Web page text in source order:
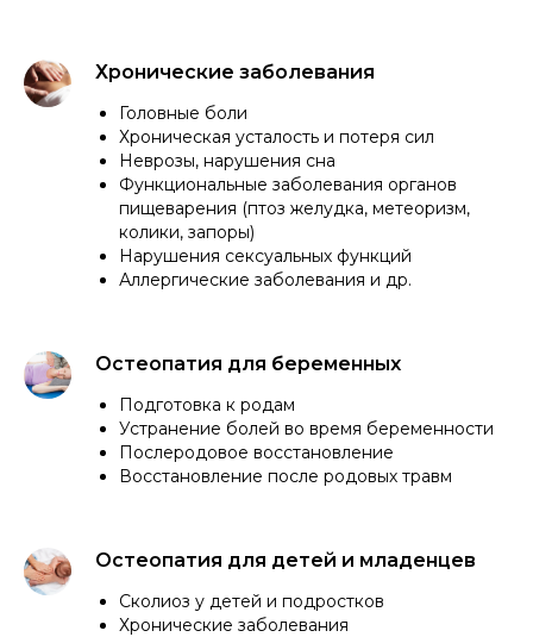
Хронические заболевания
Головные боли
Хроническая усталость и потеря сил
Неврозы, нарушения сна
Функциональные заболевания органов
пищеварения (птоз желудка, метеоризм,
колики, запоры)
Нарушения сексуальных функций
Аллергические заболевания и др.
Остеопатия для беременных
Подготовка к родам
Устранение болей во время беременности
Послеродовое восстановление
Восстановление после родовых травм
Остеопатия для детей и младенцев
Сколиоз у детей и подростков
Хронические заболевания